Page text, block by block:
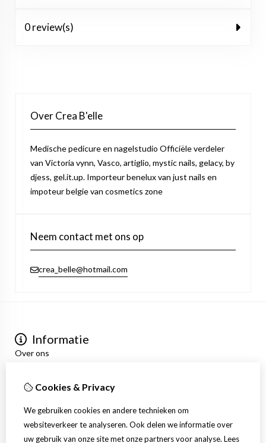
0 review(s)
Over Crea B'elle
Medische pedicure en nagelstudio Officiële verdeler
van Victoria vynn, Vasco, artiglio, mystic nails, gelacy, by
djess, gel.it.up. Importeur benelux van just nails en
impoteur belgie van cosmetics zone
Neem contact met ons op
crea_belle@hotmail.com
Informatie
Over ons
Algemene voorwaarden
Mijn account
Inloggen
Bestelhistorie
Verlanglijst
Cookies & Privacy
We gebruiken cookies en andere technieken om
websiteverkeer te analyseren. Ook delen we informatie over
uw gebruik van onze site met onze partners voor analyse. Lees